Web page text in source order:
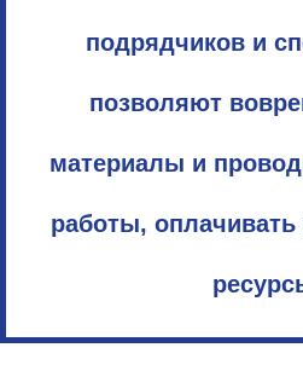
подрядчиков и
позволяют
материалы и
работы,